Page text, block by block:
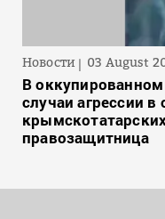
Новости 03 August
В
случаи агрессии
правозащитница